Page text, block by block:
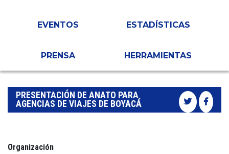
EVENTOS ESTADÍSTICAS
PRENSA HERRAMIENTAS
PRESENTACIÓN DE ANATO PARA
AGENCIAS DE VIAJES DE BOYACÁ
Organización